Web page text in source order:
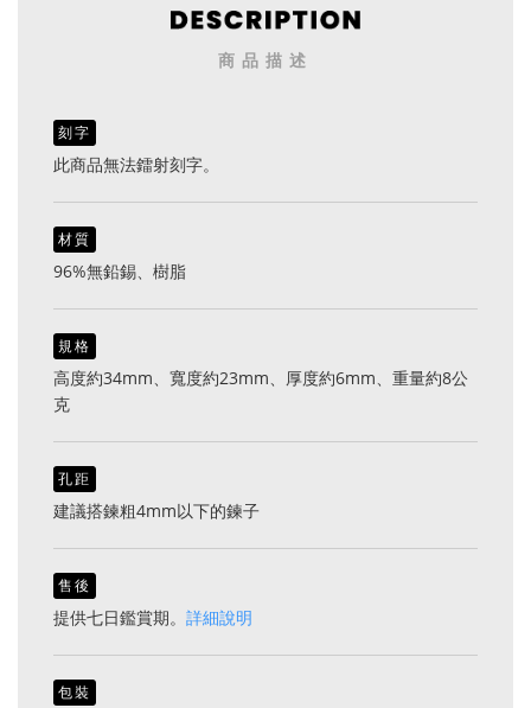
商品描述
刻字
此商品無法鐳射刻字。
材質
96%無鉛錫、樹脂
規格
高度約34mm、寬度約23mm、厚度約6mm、重量約8公
克
孔距
建議搭鍊粗4mm以下的鍊子
售後
提供七日鑑賞期。 詳細說明
包裝